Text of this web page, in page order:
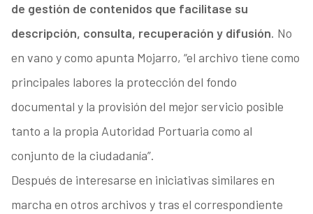
de gestión de contenidos que facilitase su
descripción, consulta, recuperación y difusión. No
en vano y como apunta Mojarro, “el archivo tiene como
principales labores la protección del fondo
documental y la provisión del mejor servicio posible
tanto a la propia Autoridad Portuaria como al
conjunto de la ciudadanía”.
Después de interesarse en iniciativas similares en
marcha en otros archivos y tras el correspondiente